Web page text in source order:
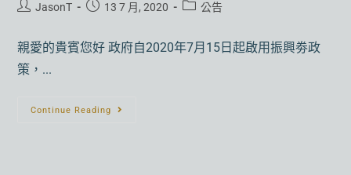
JasonT 13 7 月, 2020 公告
親愛的貴賓您好 政府自2020年7月15日起啟用振興劵政
策，...
Continue Reading